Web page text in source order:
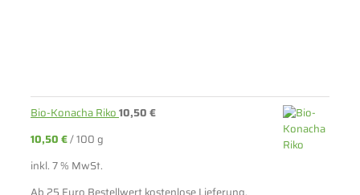
Bio-Konacha Riko10,50€
10,50€/100 g
inkl. 7 % MwSt.